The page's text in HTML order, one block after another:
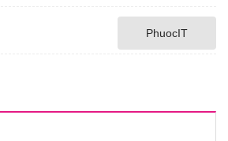
PhuocIT